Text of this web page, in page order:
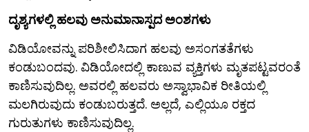
ದೃಶ್ಯಗಳಲ್ಲಿ ಹಲವು ಅನುಮಾನಾಸ್ಪದ ಅಂಶಗಳು
ವಿಡಿಯೋವನ್ನು ಪರಿಶೀಲಿಸಿದಾಗ ಹಲವು ಅಸಂಗತತೆಗಳು
ಕಂಡುಬಂದವು. ವಿಡಿಯೋದಲ್ಲಿ ಕಾಣುವ ವ್ಯಕ್ತಿಗಳು ಮೃತಪಟ್ಟವರಂತೆ
ಕಾಣಿಸುವುದಿಲ್ಲ. ಅವರಲ್ಲಿ ಹಲವರು ಅಸ್ವಾಭಾವಿಕ ರೀತಿಯಲ್ಲಿ
ಮಲಗಿರುವುದು ಕಂಡುಬರುತ್ತದೆ. ಅಲ್ಲದೆ, ಎಲ್ಲಿಯೂ ರಕ್ತದ
ಗುರುತುಗಳು ಕಾಣಿಸುವುದಿಲ್ಲ.